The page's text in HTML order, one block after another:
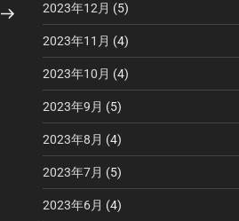
投
2023年12月 (5)
2023年11月 (4)
2023年10月 (4)
2023年9月 (5)
2023年8月 (4)
2023年7月 (5)
2023年6月 (4)